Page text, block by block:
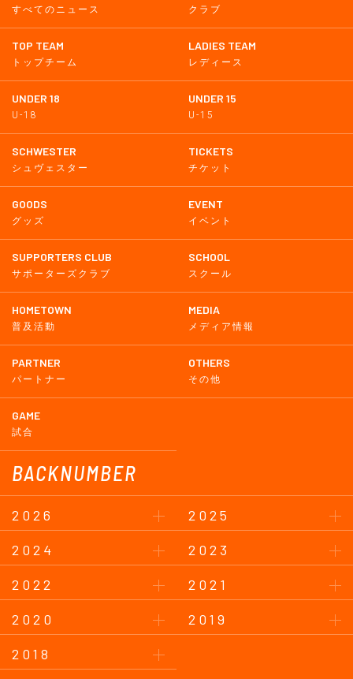
すべてのニュース クラブ
TOP TEAM
トップチーム
LADIES TEAM
レディース
UNDER 18
U-18
UNDER 15
U-15
SCHWESTER
シュヴェスター
TICKETS
チケット
GOODS
グッズ
EVENT
イベント
SUPPORTERS CLUB
サポーターズクラブ
SCHOOL
スクール
HOMETOWN
普及活動
MEDIA
メディア情報
PARTNER
パートナー
OTHERS
その他
GAME
試合
BACKNUMBER
2026
2025
2024
2023
2022
2021
2020
2019
2018